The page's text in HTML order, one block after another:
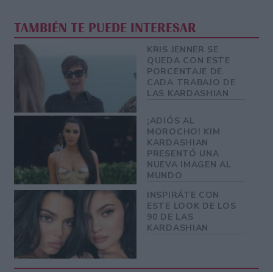
TAMBIÉN TE PUEDE INTERESAR
KRIS JENNER SE
QUEDA CON ESTE
PORCENTAJE DE
CADA TRABAJO DE
LAS KARDASHIAN
¡ADIÓS AL
MOROCHO! KIM
KARDASHIAN
PRESENTÓ UNA
NUEVA IMAGEN AL
MUNDO
INSPIRÁTE CON
ESTE LOOK DE LOS
90 DE LAS
KARDASHIAN